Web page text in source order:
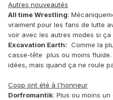
Autres nouveautés
All time Wrestling:
vraiment pour les fans de lutte
voir avec les autres modes si
Excavation Earth: Comme la
casse-tête plus ou moins fluide.
idées, mais quand ça ne roule
Coop ont été à l'honneur
Dorfromantik: Plus ou moins